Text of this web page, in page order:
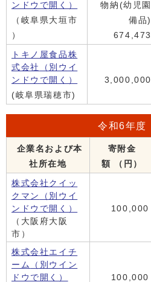
ンドウで開く）
（岐阜県大垣市
）
物納(幼児園
備品)
674,473
トキノ屋食品株
式会社
（別ウイ
ンドウで開く）
(岐阜県瑞穂市)
3,000,000
令和6年度
企業名および本
社所在地
寄附金
額 （円）
株式会社クイッ
クマン
（別ウイ
ンドウで開く）
（大阪府大阪
市）
100,000
株式会社エイチ
ーム
（別ウイン
ドウで開く）
100,000